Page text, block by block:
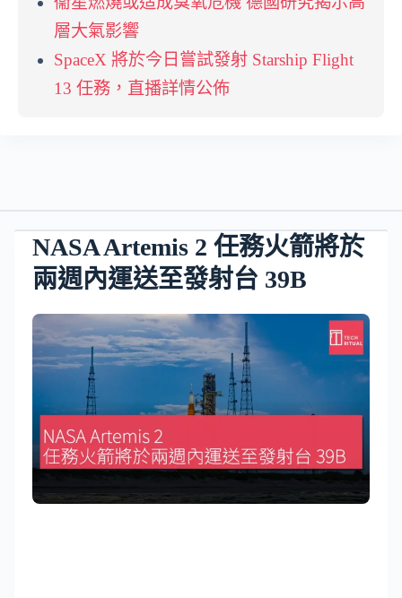
層大氣影響
SpaceX 將於今日嘗試發射 Starship Flight
13 任務，直播詳情公佈
NASA Artemis 2 任務火箭將於
兩週內運送至發射台 39B